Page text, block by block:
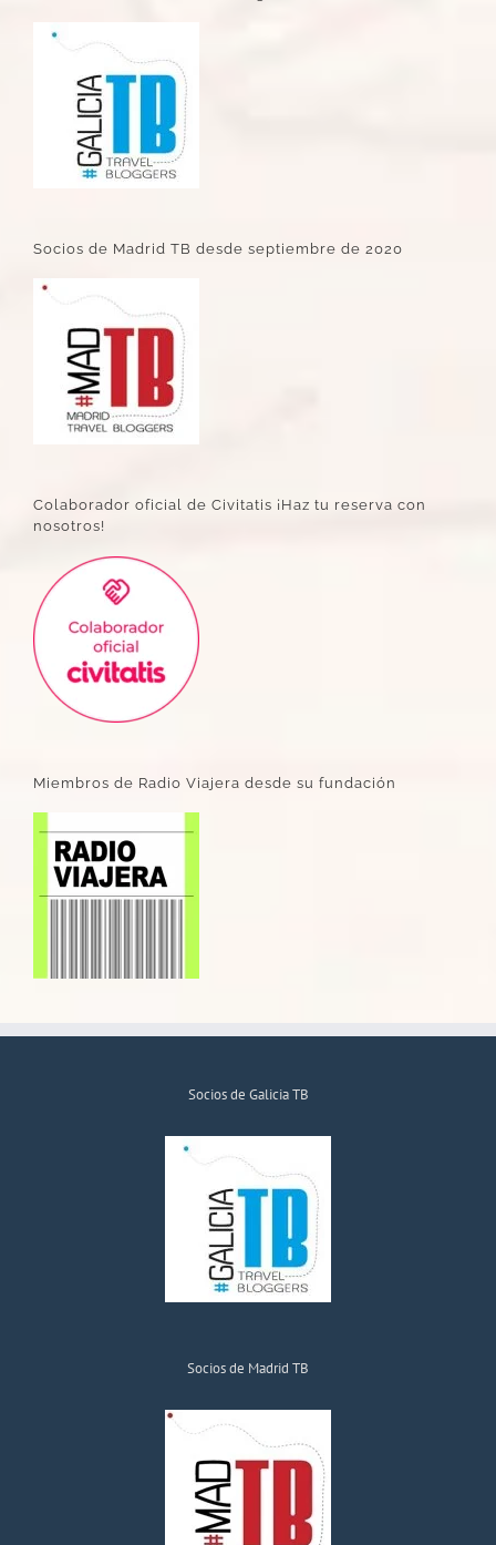
Socios de Madrid TB desde septiembre de 2020
Colaborador oficial de Civitatis ¡Haz tu reserva con
nosotros!
Miembros de Radio Viajera desde su fundación
Socios de Galicia TB
Socios de Madrid TB